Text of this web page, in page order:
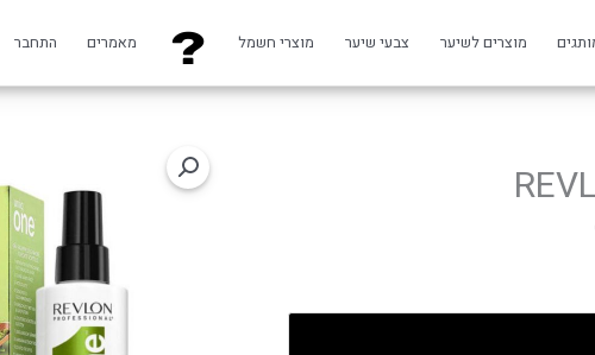
מוצרים לשיער צבעי שיער מוצרי חשמל מאמרים התחבר